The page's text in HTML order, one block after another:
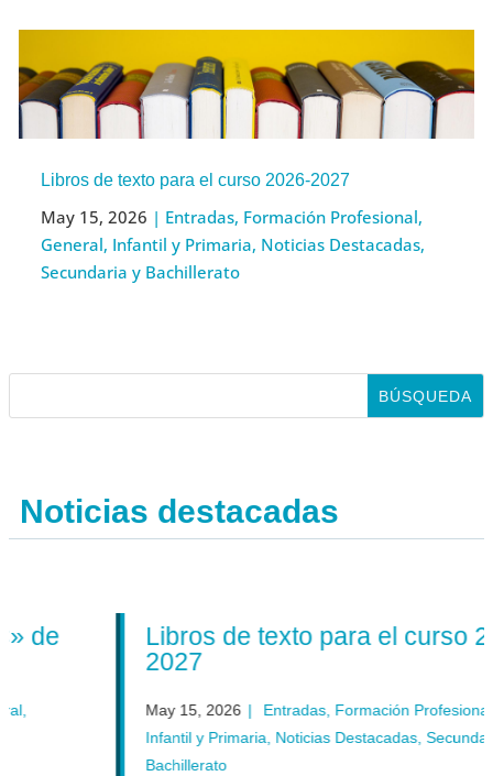
Libros de texto para el curso 2026-2027
May 15, 2026 | Entradas, Formación Profesional,
General, Infantil y Primaria, Noticias Destacadas,
Secundaria y Bachillerato
Noticias destacadas
Libros de texto para el curso 2026-
May 15, 2026 | Entradas ,Formación Profesional,
Infantil y Primaria,Noticias Destacadas,Secundaria y
Bachillerato